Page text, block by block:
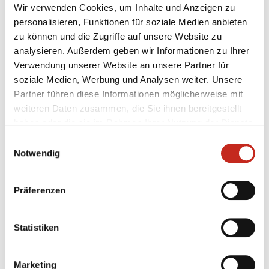
Wir verwenden Cookies, um Inhalte und Anzeigen zu
personalisieren, Funktionen für soziale Medien anbieten
zu können und die Zugriffe auf unsere Website zu
analysieren. Außerdem geben wir Informationen zu Ihrer
Verwendung unserer Website an unsere Partner für
soziale Medien, Werbung und Analysen weiter. Unsere
Partner führen diese Informationen möglicherweise mit
weiteren Daten zusammen, die Sie ihnen bereitgestellt
Notwendig
Präferenzen
Statistiken
Marketing
Hausherren gegen die Füchse Berlin durch. Damit
stehen die Katalanen an der Spitze der Tabelle in
Gruppe D und die Füchse Berlin bekleiden nun den
vierten Tabellenplatz. Mit der Auswärtspartie in
Szeged am kommenden Wochenende und dem
Heimspiel gegen die Kadetten Schaffhausen am 17.
Oktober stehen für die Füchse nun zwei wichtige
Spiele zur Standortbestimmung in der diesjährigen
Weitere News